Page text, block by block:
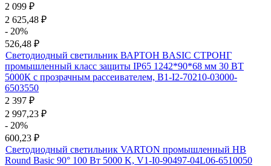
2 099 ₽
2 625,48 ₽
- 20%
526,48 ₽
Светодиодный светильник ВАРТОН BASIC СТРОНГ
промышленный класс защиты IP65 1242*90*68 мм 30 ВТ
5000К с прозрачным рассеивателем, B1-I2-70210-03000-
6503550
2 397 ₽
2 997,23 ₽
- 20%
600,23 ₽
Светодиодный светильник VARTON промышленный HB
Round Basic 90° 100 Вт 5000 K, V1-I0-90497-04L06-6510050